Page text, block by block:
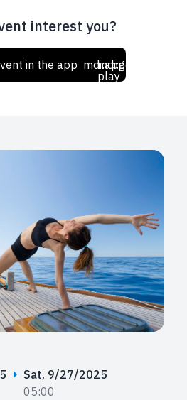
interest you?
in the app mdi:apple
mdi:google-
play
Sat, 9/27/2025
05:00